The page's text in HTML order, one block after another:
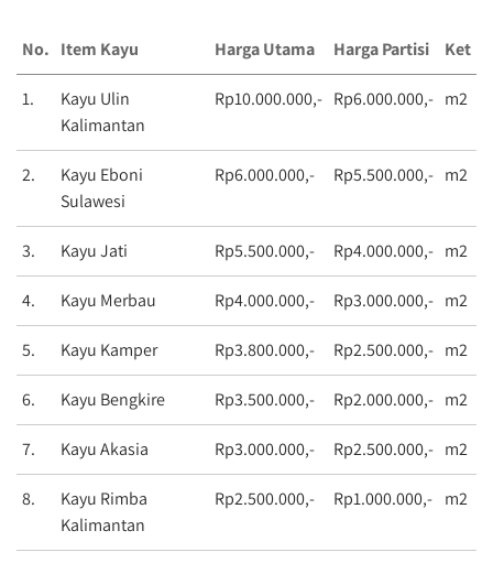
No. Item Kayu Harga Utama Harga Partisi Ket
1.
Kayu Ulin
Kalimantan
Rp10.000.000,- Rp6.000.000,- m2
2.
Kayu Eboni
Sulawesi
Rp6.000.000,- Rp5.500.000,- m2
3. Kayu Jati Rp5.500.000,- Rp4.000.000,- m2
4. Kayu Merbau Rp4.000.000,- Rp3.000.000,- m2
5. Kayu Kamper Rp3.800.000,- Rp2.500.000,- m2
6. Kayu Bengkire Rp3.500.000,- Rp2.000.000,- m2
7. Kayu Akasia Rp3.000.000,- Rp2.500.000,- m2
8.
Kayu Rimba
Kalimantan
Rp2.500.000,- Rp1.000.000,- m2